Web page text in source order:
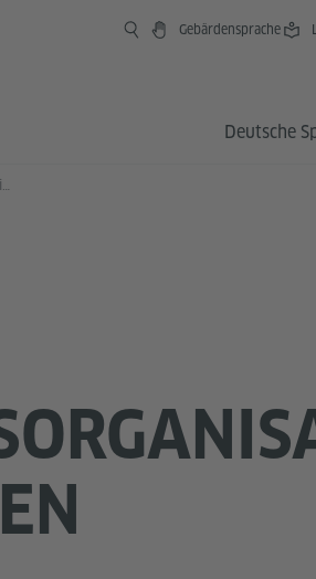
Gebärdensprache
Deutsche
APIK – Ausstellungsorganisation in Indonesien